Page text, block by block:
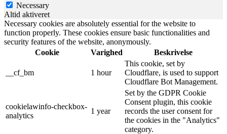
Necessary
Altid aktiveret
Necessary cookies are absolutely essential for the website to
function properly. These cookies ensure basic functionalities and
security features of the website, anonymously.
Cookie
Varighed Beskrivelse
__cf_bm 1 hour
This cookie, set by
Cloudflare, is used to support
Cloudflare Bot Management.
cookielawinfo-checkbox-
analytics
1 year
Set by the GDPR Cookie
Consent plugin, this cookie
records the user consent for
the cookies in the "Analytics"
category.